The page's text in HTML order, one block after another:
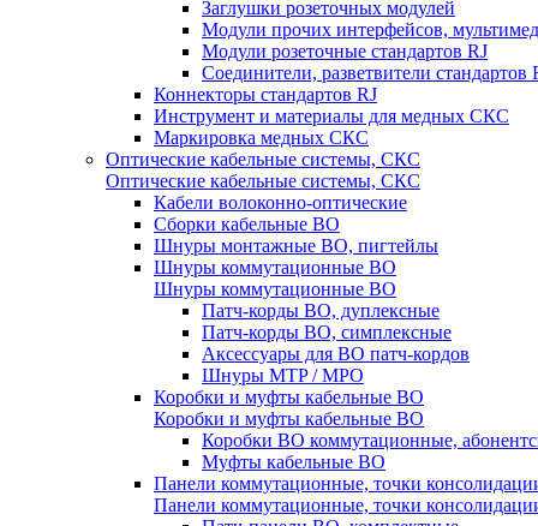
Заглушки розеточных модулей
Модули прочих интерфейсов,
Модули розеточные стандартов RJ
Соединители, разветвители стандартов
Коннекторы стандартов RJ
Инструмент и материалы для медных СКС
Маркировка медных СКС
Оптические кабельные системы, СКС
Оптические кабельные системы, СКС
Кабели волоконно-оптические
Сборки кабельные ВО
Шнуры монтажные ВО, пигтейлы
Шнуры коммутационные ВО
Шнуры коммутационные ВО
Патч-корды ВО, дуплексные
Патч-корды ВО, симплексные
Аксессуары для ВО патч-кордов
Шнуры MTP / MPO
Коробки и муфты кабельные ВО
Коробки и муфты кабельные ВО
Коробки ВО коммутационные,
Муфты кабельные ВО
Панели коммутационные, точки
Панели коммутационные, точки